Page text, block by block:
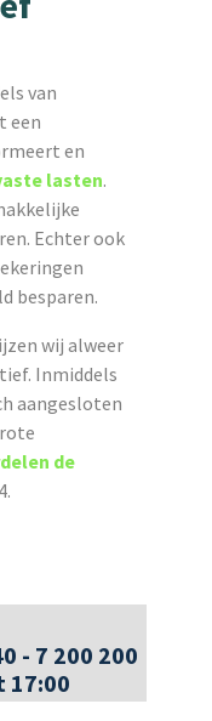
van
een
en
lasten.
Echter ook
besparen.
wij alweer
Inmiddels
aangesloten
de
- 7 200 200
17:00